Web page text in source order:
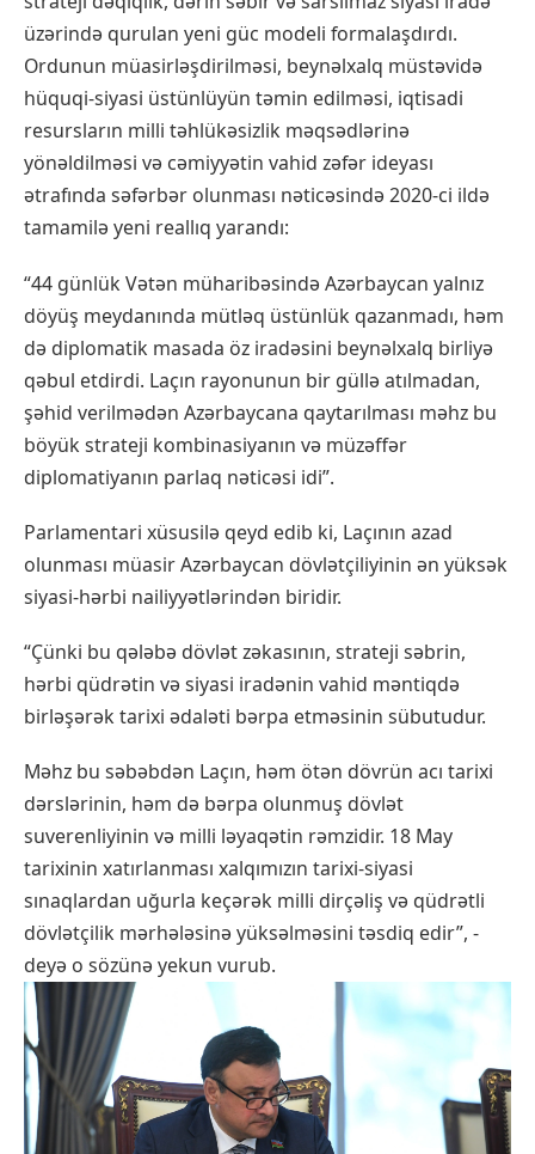
üzərində qurulan yeni güc modeli formalaşdırdı.
Ordunun müasirləşdirilməsi, beynəlxalq müstəvidə
hüquqi-siyasi üstünlüyün təmin edilməsi, iqtisadi
resursların milli təhlükəsizlik məqsədlərinə
yönəldilməsi və cəmiyyətin vahid zəfər ideyası
ətrafında səfərbər olunması nəticəsində 2020-ci ildə
tamamilə yeni reallıq yarandı:
“44 günlük Vətən müharibəsində Azərbaycan yalnız
döyüş meydanında mütləq üstünlük qazanmadı, həm
də diplomatik masada öz iradəsini beynəlxalq birliyə
qəbul etdirdi. Laçın rayonunun bir güllə atılmadan,
şəhid verilmədən Azərbaycana qaytarılması məhz bu
böyük strateji kombinasiyanın və müzəffər
diplomatiyanın parlaq nəticəsi idi”.
Parlamentari xüsusilə qeyd edib ki, Laçının azad
olunması müasir Azərbaycan dövlətçiliyinin ən yüksək
siyasi-hərbi nailiyyətlərindən biridir.
“Çünki bu qələbə dövlət zəkasının, strateji səbrin,
hərbi qüdrətin və siyasi iradənin vahid məntiqdə
birləşərək tarixi ədaləti bərpa etməsinin sübutudur.
Məhz bu səbəbdən Laçın, həm ötən dövrün acı tarixi
dərslərinin, həm də bərpa olunmuş dövlət
suverenliyinin və milli ləyaqətin rəmzidir. 18 May
tarixinin xatırlanması xalqımızın tarixi-siyasi
sınaqlardan uğurla keçərək milli dirçəliş və qüdrətli
dövlətçilik mərhələsinə yüksəlməsini təsdiq edir”, -
deyə o sözünə yekun vurub.